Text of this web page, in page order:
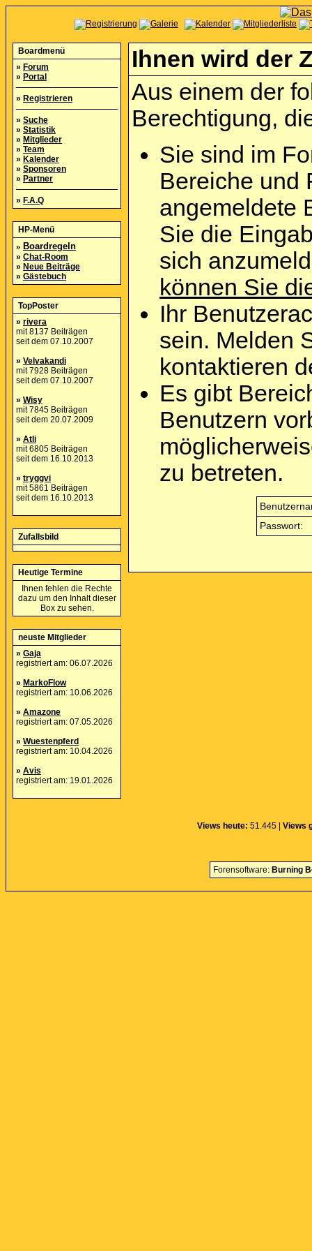
Boardmenü
» Forum
» Portal
» Registrieren
» Suche
» Statistik
» Mitglieder
» Team
» Kalender
» Sponsoren
» Partner
» F.A.Q
HP-Menü
» Boardregeln
» Chat-Room
» Neue Beiträge
» Gästebuch
TopPoster
» rivera
mit 8137 Beiträgen
seit dem 07.10.2007
» Velvakandi
mit 7928 Beiträgen
seit dem 07.10.2007
» Wisy
mit 7845 Beiträgen
seit dem 20.07.2009
» Atli
mit 6805 Beiträgen
seit dem 16.10.2013
» tryggvi
mit 5861 Beiträgen
seit dem 16.10.2013
Zufallsbild
Heutige Termine
Ihnen fehlen die Rechte
dazu um den Inhalt dieser
Box zu sehen.
neuste Mitglieder
» Gaja
registriert am: 06.07.2026
» MarkoFlow
registriert am: 10.06.2026
» Amazone
registriert am: 07.05.2026
» Wuestenpferd
registriert am: 10.04.2026
» Avis
registriert am: 19.01.2026
Ihnen wird der
Aus einem der
Berechtigung,
Sie sind im
Bereiche und
angemeldete
Sie die
sich
können Sie
Ihr
sein. Melden
kontaktieren
Es gibt
Benutzern
zu betreten.
Passwort:
Views heute: 51.445 | Views
Forensoftware: Burning